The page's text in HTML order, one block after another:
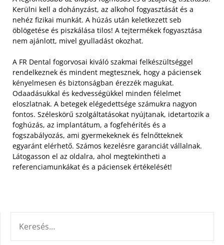
Kerülni kell a dohányzást, az alkohol fogyasztását és a
nehéz fizikai munkát. A húzás után keletkezett seb
öblögetése és piszkálása tilos! A tejtermékek fogyasztása
nem ajánlott, mivel gyulladást okozhat.
A FR Dental fogorvosai kiváló szakmai felkészültséggel
rendelkeznek és mindent megtesznek, hogy a páciensek
kényelmesen és biztonságban érezzék magukat.
Odaadásukkal és kedvességükkel minden félelmet
eloszlatnak. A betegek elégedettsége számukra nagyon
fontos. Széleskörű szolgáltatásokat nyújtanak, idetartozik a
foghúzás, az implantátum, a fogfehérítés és a
fogszabályozás, ami gyermekeknek és felnőtteknek
egyaránt elérhető. Számos kezelésre garanciát vállalnak.
Látogasson el az oldalra, ahol megtekintheti a
referenciamunkákat és a páciensek értékelését!